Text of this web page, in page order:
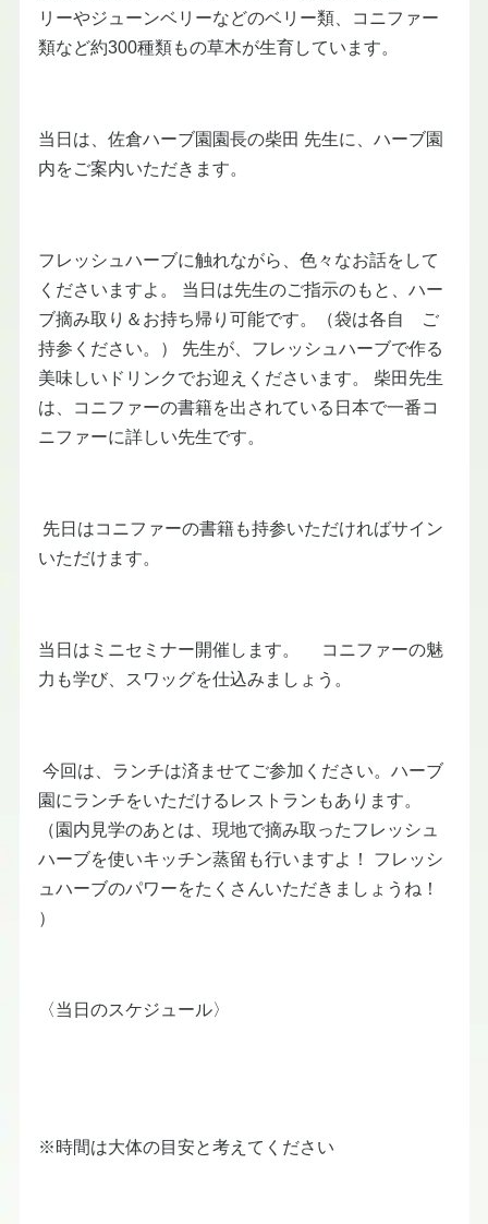
リーやジューンベリーなどのベリー類、コニファー
類など約300種類もの草木が生育しています。
当日は、佐倉ハーブ園園長の柴田 先生に、ハーブ園
内をご案内いただきます。
フレッシュハーブに触れながら、色々なお話をして
くださいますよ。 当日は先生のご指示のもと、ハー
ブ摘み取り＆お持ち帰り可能です。（袋は各自 ご
持参ください。） 先生が、フレッシュハーブで作る
美味しいドリンクでお迎えくださいます。 柴田先生
は、コニファーの書籍を出されている日本で一番コ
ニファーに詳しい先生です。
先日はコニファーの書籍も持参いただければサイン
いただけます。
当日はミニセミナー開催します。 コニファーの魅
力も学び、スワッグを仕込みましょう。
今回は、ランチは済ませてご参加ください。ハーブ
園にランチをいただけるレストランもあります。
（園内見学のあとは、現地で摘み取ったフレッシュ
ハーブを使いキッチン蒸留も行いますよ！ フレッシ
ュハーブのパワーをたくさんいただきましょうね！
）
〈当日のスケジュール〉
※時間は大体の目安と考えてください